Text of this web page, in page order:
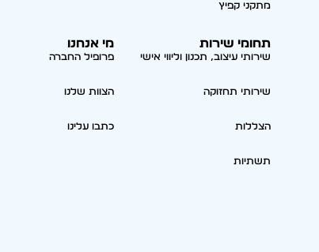
מתקני קפיץ
תחומי שירות
שירותי עיצוב, תכנון וליווי אישי
שירותי תחזוקה
הצללות
תשתיות
מי אנחנו
פרופיל החברה
הצוות שלנו
כתבו עלינו